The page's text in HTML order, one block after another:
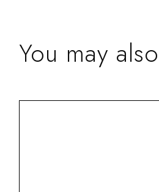
You may